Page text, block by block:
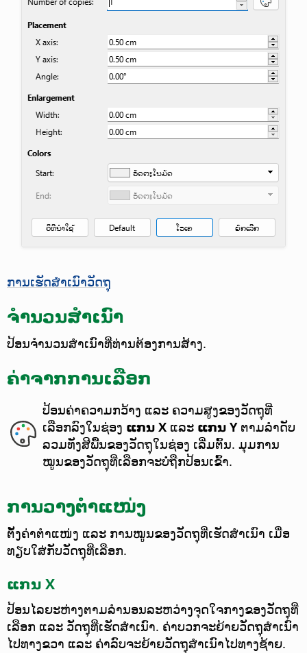
ການເຮັດສຳເນົາວັດຖຸ
ຈຳນວນສຳເນົາ
ປ້ອນຈຳນວນສຳເນົາທີ່ທ່ານຕ້ອງການສ້າງ.
ຄ່າຈາກການເລືອກ
ປ້ອນຄ່າຄວາມກວ້າງ ແລະ ຄວາມສູງຂອງວັດຖຸທີ່
ເລືອກລົງໃນຊ່ອງ ແກນ X ແລະ ແກນ Y ຕາມລຳດັບ
ລວມທັງສີພື້ນຂອງວັດຖຸໃນຊ່ອງ ເລີ່ມຕົ້ນ. ມຸມການ
ໝູນຂອງວັດຖຸທີ່ເລືອກຈະບໍ່ຖືກປ້ອນເຂົ້າ.
ການວາງຕຳແໜ່ງ
ຕັ້ງຄ່າຕຳແໜ່ງ ແລະ ການໝູນຂອງວັດຖຸທີ່ເຮັດສຳເນົາ ເມື່ອ
ທຽບໃສ່ກັບວັດຖຸທີ່ເລືອກ.
ແກນ X
ປ້ອນໄລຍະຫ່າງຕາມລຳນອນລະຫວ່າງຈຸດໃຈກາງຂອງວັດຖຸທີ່
ເລືອກ ແລະ ວັດຖຸທີ່ເຮັດສຳເນົາ. ຄ່າບວກຈະຍ້າຍວັດຖຸສຳເນົາ
ໄປທາງຂວາ ແລະ ຄ່າລົບຈະຍ້າຍວັດຖຸສຳເນົາໄປທາງຊ້າຍ.